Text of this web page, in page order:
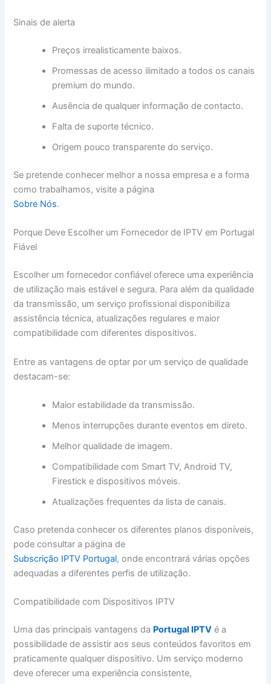
Sinais de alerta
Preços irrealisticamente baixos.
Promessas de acesso ilimitado a todos os canais
premium do mundo.
Ausência de qualquer informação de contacto.
Falta de suporte técnico.
Origem pouco transparente do serviço.
Se pretende conhecer melhor a nossa empresa e a forma
como trabalhamos, visite a página
Sobre Nós.
Porque Deve Escolher um Fornecedor de IPTV em Portugal
Fiável
Escolher um fornecedor confiável oferece uma experiência
de utilização mais estável e segura. Para além da qualidade
da transmissão, um serviço profissional disponibiliza
assistência técnica, atualizações regulares e maior
compatibilidade com diferentes dispositivos.
Entre as vantagens de optar por um serviço de qualidade
destacam-se:
Maior estabilidade da transmissão.
Menos interrupções durante eventos em direto.
Melhor qualidade de imagem.
Compatibilidade com Smart TV, Android TV,
Firestick e dispositivos móveis.
Atualizações frequentes da lista de canais.
Caso pretenda conhecer os diferentes planos disponíveis,
pode consultar a página de
Subscrição IPTV Portugal, onde encontrará várias opções
adequadas a diferentes perfis de utilização.
Compatibilidade com Dispositivos IPTV
Uma das principais vantagens da Portugal IPTV é a
possibilidade de assistir aos seus conteúdos favoritos em
praticamente qualquer dispositivo. Um serviço moderno
deve oferecer uma experiência consistente,